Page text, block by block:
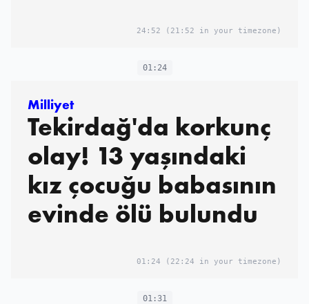
24:52 (21:52 in your timezone)
01:24
Milliyet
Tekirdağ'da korkunç
olay! 13 yaşındaki
kız çocuğu babasının
evinde ölü bulundu
01:24 (22:24 in your timezone)
01:31